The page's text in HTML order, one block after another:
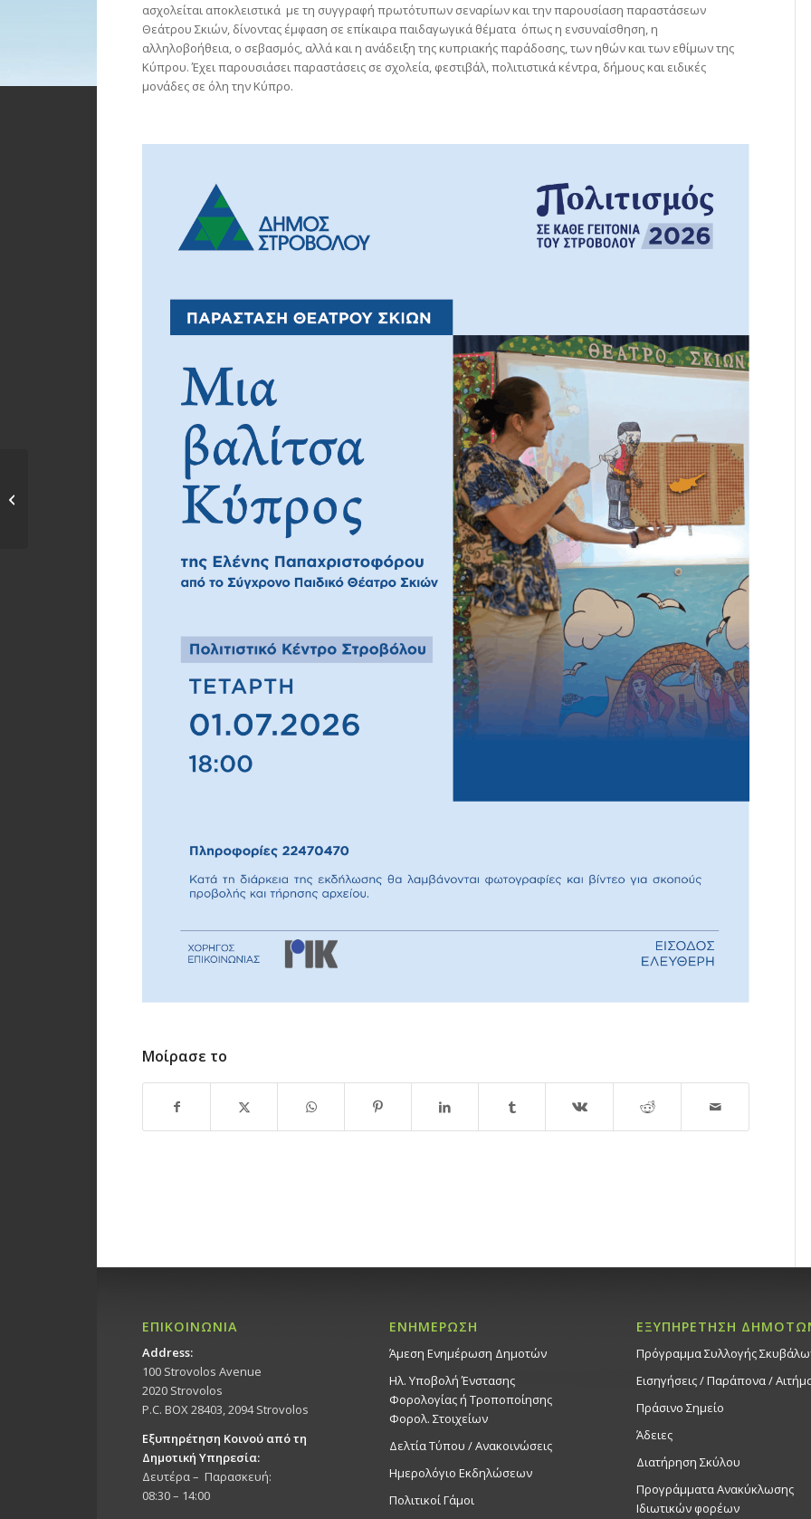
ασχολείται αποκλειστικά με τη συγγραφή πρωτότυπων σεναρίων και την παρουσίαση παραστάσεων
Θεάτρου Σκιών, δίνοντας έμφαση σε επίκαιρα παιδαγωγικά θέματα όπως η ενσυναίσθηση, η
αλληλοβοήθεια, ο σεβασμός, αλλά και η ανάδειξη της κυπριακής παράδοσης, των ηθών και των εθίμων της
Κύπρου. Έχει παρουσιάσει παραστάσεις σε σχολεία, φεστιβάλ, πολιτιστικά κέντρα, δήμους και ειδικές
μονάδες σε όλη την Κύπρο.
Μοίρασε το
ΕΠΙΚΟΙΝΩΝΙΑ
Address:
100 Strovolos Avenue
2020 Strovolos
P.C. BOX 28403, 2094 Strovolos
Εξυπηρέτηση Κοινού από τη
Δημοτική Υπηρεσία:
Δευτέρα – Παρασκευή:
08:30 – 14:00
ΕΝΗΜΕΡΩΣΗ
Άμεση Ενημέρωση Δημοτών
Ηλ. Υποβολή Ένστασης
Φορολογίας ή Τροποποίησης
Φορολ. Στοιχείων
Δελτία Τύπου / Ανακοινώσεις
Ημερολόγιο Εκδηλώσεων
Πολιτικοί Γάμοι
ΕΞΥΠΗΡΕΤΗΣΗ
Πρόγραμμα Συλλογής
Εισηγήσεις / Παράπονα /
Πράσινο Σημείο
Άδειες
Διατήρηση Σκύλου
Προγράμματα Ανακύκλωσης
Ιδιωτικών φορέων